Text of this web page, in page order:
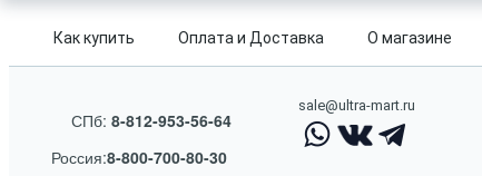
Как купить Оплата и Доставка О магазине
СПб: 8-812-953-56-64
Россия:8-800-700-80-30
sale@ultra-mart.ru